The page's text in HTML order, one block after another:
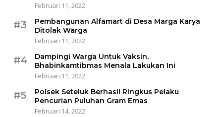
Februari 11, 2022
#3
Pembangunan Alfamart di Desa Marga Karya
Ditolak Warga
Februari 11, 2022
#4
Dampingi Warga Untuk Vaksin,
Bhabinkamtibmas Menala Lakukan Ini
Februari 11, 2022
#5
Polsek Seteluk Berhasil Ringkus Pelaku
Pencurian Puluhan Gram Emas
Februari 14, 2022